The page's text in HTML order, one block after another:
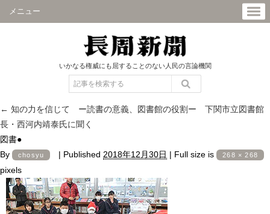
メニュー
いかなる権威にも屈することのない人民の言論機関
← 知の力を信じて ー読書の意義、図書館の役割ー 下関市立図書館
長・西河内靖泰氏に聞く
図書●
By
chosyu | Published 2018年12月30日 | Full size is 268 × 268
pixels